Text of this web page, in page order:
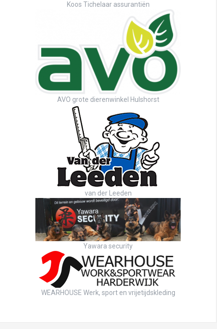
Koos Tichelaar assurantiën
AVO grote dierenwinkel Hulshorst
van der Leeden
Yawara security
WEARHOUSE Werk, sport en vrijetijdskleding